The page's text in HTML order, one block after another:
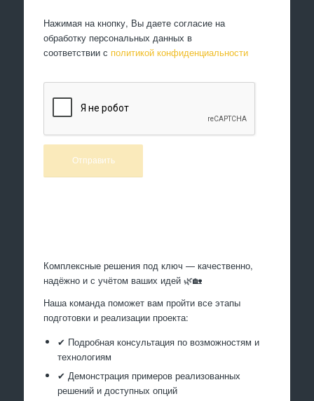
Нажимая на кнопку, Вы даете согласие на
обработку персональных данных в
соответствии с политикой конфиденциальности
Комплексные решения под ключ — качественно,
надёжно и с учётом ваших идей 🌿🏡
Наша команда поможет вам пройти все этапы
подготовки и реализации проекта:
✔ Подробная консультация по возможностям и
технологиям
✔ Демонстрация примеров реализованных
решений и доступных опций